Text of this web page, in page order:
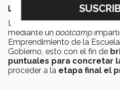
Lo que viene para el
Los estudiantes continúan
mediante un bootcamp
Emprendimiento de la
Gobierno, esto con el fin de
puntuales para concretar
proceder a la etapa final el